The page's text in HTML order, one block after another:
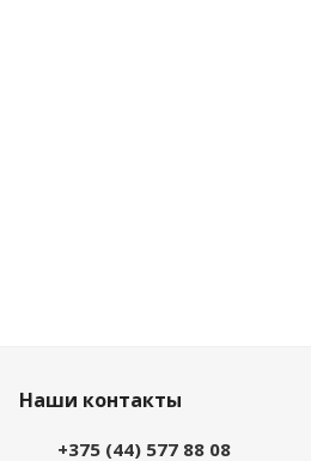
Наши контакты
+375 (44) 577 88 08